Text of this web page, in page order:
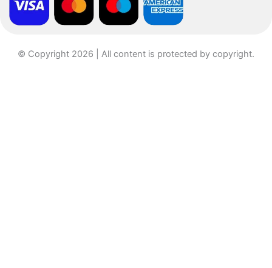
© Copyright 2026 | All content is protected by copyright.